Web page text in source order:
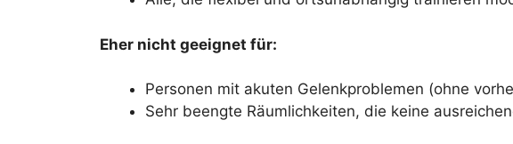
Eher nicht geeignet für:
Personen mit akuten Gelenkproblemen (ohne
Sehr beengte Räumlichkeiten, die keine